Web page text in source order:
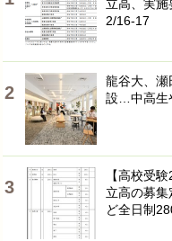
立高、実
2/16-17
龍谷大、瀬
設…中高生
【高校受
立高の募
ど全日制